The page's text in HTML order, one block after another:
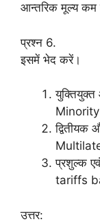
आन्तरिक मूल्य कम
प्रश्न 6.
इसमें भेद करें।
द्वितीयक
प्रशुल्क
tariffs
उत्तर: